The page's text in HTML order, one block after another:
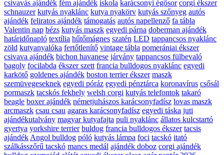
csivavás ajándék fém ajándék iskola karácsonyi égősor corgi ékszer
schnauzer kutyás nyaklánc kutya nyakörv kutyás szőnyeg autós
ajándék feliratos ajándék támogatás autós napellenző fa tábla
Valentin nap bézs kutyás maszk egyedi párna doberman ajándék
határidőnapló textília hűtőmágnes szatén LED tappancsos nyaklánc
zöld kutyanyalóka fertőtlenítő vintage tábla pomerániai ékszer
csivava ajándék bichon havanese járvány tappancsos fülbevaló
bagoly focilabda ékszer szett francia bulldogos nyaklánc egyedi
karkötő goldenes ajándék boston terrier ékszer maszk
szemüvegeseknek egyedi póráz egyedi pénztárca koronavírus csősál
pormaszk tacskós fekhely welsh corgi kutyás telefontok takaró
beagle boxer ajándék németjuhászos karácsonyfadísz lovas maszk
arcmaszk csau csau agaras karácsonyfadísz egyedi táska juti
ajándékutalvány magyar kutyafajta puli nyaklánc állatos kulcstartó
gyertya yorkshire terrier buldog francia bulldogos ékszer tacsis
ajándék Angol bulldog póló kutyás lámpa foci tacskó itató
szálkásszőrű tacskó mancs medál ajándék doboz corgi ajándék